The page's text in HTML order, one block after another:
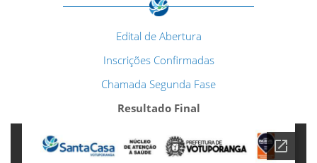
TODOS OS CAMPOS SÃO OBRIGATÓRIOS.
Edital de Abertura
Inscrições Confirmadas
Chamada Segunda Fase
Resultado Final